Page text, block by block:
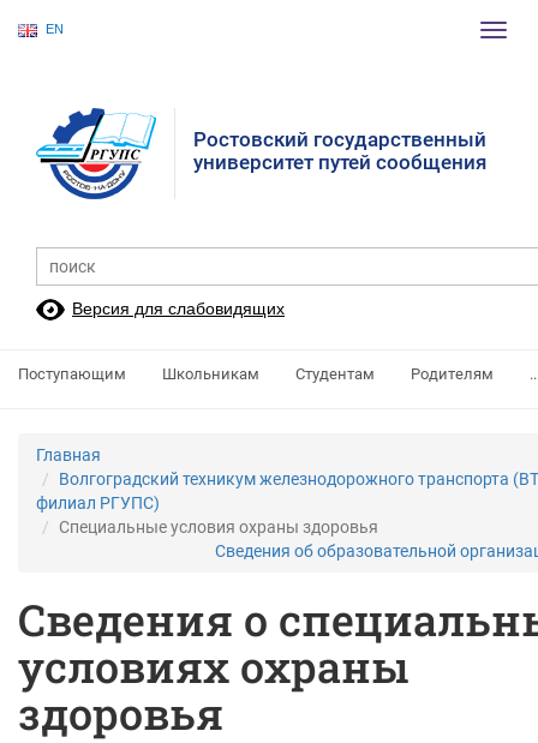
EN
Ростовский государственный
университет путей сообщения
Версия для слабовидящих
Поступающим Школьникам Студентам Родителям
Главная
Волгоградский техникум железнодорожного транспорта
филиал РГУПС)
Специальные условия охраны здоровья
Сведения об образовательной
Сведения о
условиях охраны
здоровья